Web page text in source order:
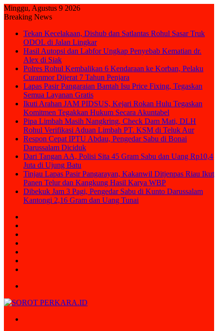
Minggu, Agustus 9 2026
Breaking News
Tekan Kecelakaan, Dishub dan Satlantas Rohul Sasar Truk
ODOL di Jalan Lingkar
Hasil Autopsi dan Labfor Ungkap Penyebab Kematian dr.
Alex di Siak
Polres Rohul Kembalikan 6 Kendaraan ke Korban, Pelaku
Curanmor Dijerat 7 Tahun Penjara
Lapas Pasir Pangaraian Bantah Isu Price Fixing, Tegaskan
Semua Layanan Gratis
Ikuti Arahan JAM PIDSUS, Kejari Rokan Hulu Tegaskan
Komitmen Tegakkan Hukum Secara Akuntabel
Pipa Limbah Masih Nangkring, Check Dam Mati, DLH
Rohul Verifikasi Aduan Limbah PT. KSM di Teluk Aur
Respon Cepat IPTU Abdau, Pengedar Sabu di Bonai
Darussalam Diciduk
Dari Tangan AA, Polisi Sita 45 Gram Sabu dan Uang Rp10,4
Juta di Ujung Batu
Tinjau Lapas Pasir Pangarayan, Kakanwil Ditjenpas Riau Ikut
Panen Telur dan Kangkung Hasil Karya WBP
Dibekuk Jam 3 Pagi, Pengedar Sabu di Kunto Darussalam
Kantongi 2,16 Gram dan Uang Tunai